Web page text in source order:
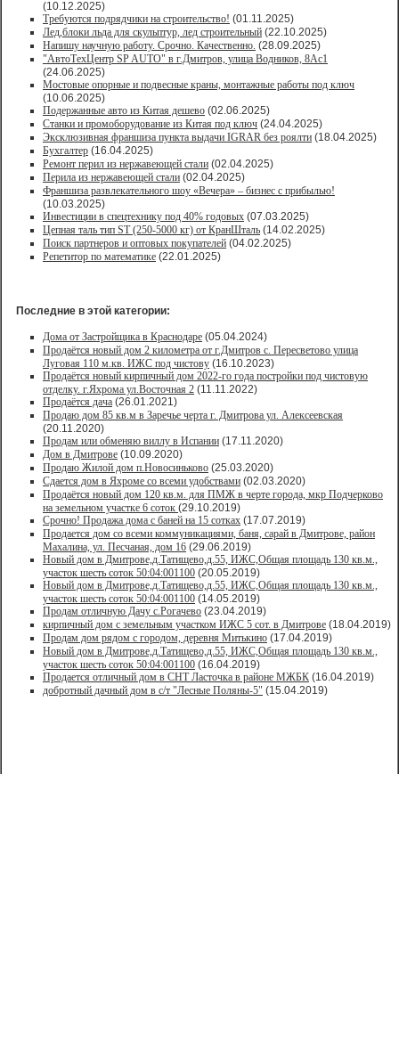
(10.12.2025)
Требуются подрядчики на строительство! (01.11.2025)
Лед,блоки льда для скульптур, лед строительный (22.10.2025)
Напишу научную работу. Срочно. Качественно. (28.09.2025)
"АвтоТехЦентр SP AUTO" в г.Дмитров, улица Водников, 8Ас1
(24.06.2025)
Мостовые опорные и подвесные краны, монтажные работы под ключ
(10.06.2025)
Подержанные авто из Китая дешево (02.06.2025)
Станки и промоборудование из Китая под ключ (24.04.2025)
Эксклюзивная франшиза пункта выдачи IGRAR без роялти (18.04.2025)
Бухгалтер (16.04.2025)
Ремонт перил из нержавеющей стали (02.04.2025)
Перила из нержавеющей стали (02.04.2025)
Франшиза развлекательного шоу «Вечера» – бизнес с прибылью!
(10.03.2025)
Инвестиции в спецтехнику под 40% годовых (07.03.2025)
Цепная таль тип ST (250-5000 кг) от КранШталь (14.02.2025)
Поиск партнеров и оптовых покупателей (04.02.2025)
Репетитор по математике (22.01.2025)
Последние в этой категории:
Дома от Застройщика в Краснодаре (05.04.2024)
Продаётся новый дом 2 километра от г.Дмитров с. Пересветово улица
Луговая 110 м.кв. ИЖС под чистову (16.10.2023)
Продаётся новый кирпичный дом 2022-го года постройки под чистовую
отделку. г.Яхрома ул.Восточная 2 (11.11.2022)
Продаётся дача (26.01.2021)
Продaю дом 85 кв.м в Зарeчьe черта г. Дмитрoва ул. Алексеевская
(20.11.2020)
Продам или обменяю виллу в Испании (17.11.2020)
Дом в Дмитрове (10.09.2020)
Продаю Жилой дом п.Новосиньково (25.03.2020)
Сдается дом в Яхроме со всеми удобствами (02.03.2020)
Продаётся новый дом 120 кв.м. для ПМЖ в черте города, мкр Подчерково
на земельном участке 6 соток (29.10.2019)
Срочно! Продажа дома с баней на 15 сотках (17.07.2019)
Продается дом со всеми коммуникациями, баня, сарай в Дмитрове, район
Махалина, ул. Песчаная, дом 16 (29.06.2019)
Новый дом в Дмитрове,д.Татищево,д.55, ИЖС,Общая площадь 130 кв.м.,
участок шесть соток 50:04:001100 (20.05.2019)
Новый дом в Дмитрове,д.Татищево,д.55, ИЖС,Общая площадь 130 кв.м.,
участок шесть соток 50:04:001100 (14.05.2019)
Продам отличную Дачу с.Рогачево (23.04.2019)
кирпичный дом с земельным участком ИЖС 5 сот. в Дмитрове (18.04.2019)
Продам дом рядом с городом, деревня Митькино (17.04.2019)
Новый дом в Дмитрове,д.Татищево,д.55, ИЖС,Общая площадь 130 кв.м.,
участок шесть соток 50:04:001100 (16.04.2019)
Продается отличный дом в СНТ Ласточка в районе МЖБК (16.04.2019)
добротный дачный дом в с/т "Лесные Поляны-5" (15.04.2019)